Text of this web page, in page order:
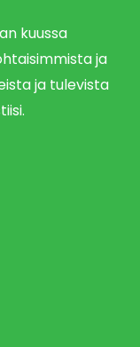
kuussa
ja
ja tulevista